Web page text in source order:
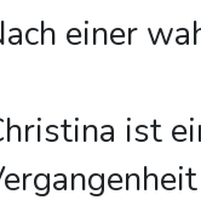
einer
ist